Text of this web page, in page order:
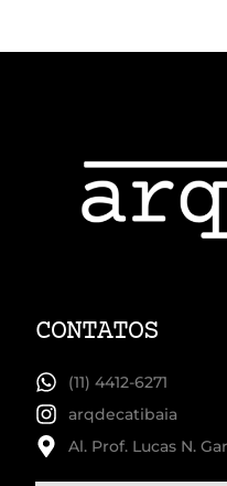
CONTATOS
(11) 4412-6271
arqdecatibaia
Al. Prof. Lucas N.